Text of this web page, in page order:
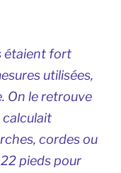
étaient fort
utilisées,
On le retrouve
calculait
cordes ou
pieds pour